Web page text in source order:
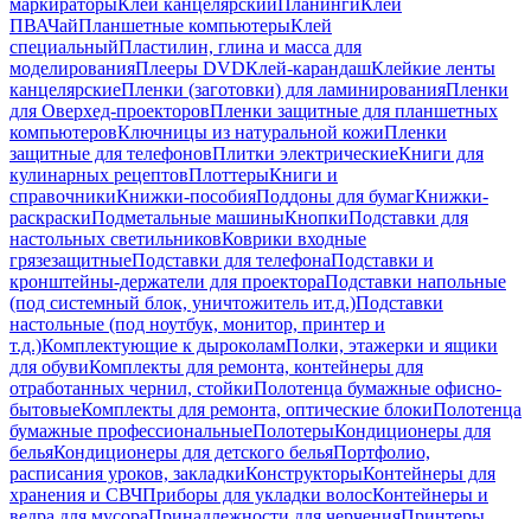
маркираторыКлей канцелярскийПланингиКлей
ПВАЧайПланшетные компьютерыКлей
специальныйПластилин, глина и масса для
моделированияПлееры DVDКлей-карандашКлейкие ленты
канцелярскиеПленки (заготовки) для ламинированияПленки
для Оверхед-проекторовПленки защитные для планшетных
компьютеровКлючницы из натуральной кожиПленки
защитные для телефоновПлитки электрическиеКниги для
кулинарных рецептовПлоттерыКниги и
справочникиКнижки-пособияПоддоны для бумагКнижки-
раскраскиПодметальные машиныКнопкиПодставки для
настольных светильниковКоврики входные
грязезащитныеПодставки для телефонаПодставки и
кронштейны-держатели для проектораПодставки напольные
(под системный блок, уничтожитель ит.д.)Подставки
настольные (под ноутбук, монитор, принтер и
т.д.)Комплектующие к дыроколамПолки, этажерки и ящики
для обувиКомплекты для ремонта, контейнеры для
отработанных чернил, стойкиПолотенца бумажные офисно-
бытовыеКомплекты для ремонта, оптические блокиПолотенца
бумажные профессиональныеПолотерыКондиционеры для
бельяКондиционеры для детского бельяПортфолио,
расписания уроков, закладкиКонструкторыКонтейнеры для
хранения и СВЧПриборы для укладки волосКонтейнеры и